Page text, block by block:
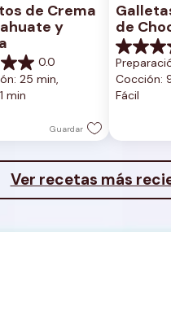
de Crema
y
0.0
25 min,
min
Guardar
de
0.0
de
5
estrellas.
Cocción:
Fácil
Ver recetas más